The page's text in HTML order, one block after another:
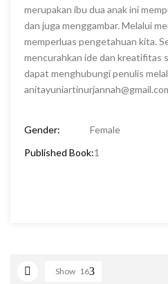
merupakan ibu dua anak ini
dan juga menggambar. Melalui
memperluas pengetahuan kita.
mencurahkan ide dan kreatifitas
dapat menghubungi penulis
Gender:
Female
Published Book:1
Show 16